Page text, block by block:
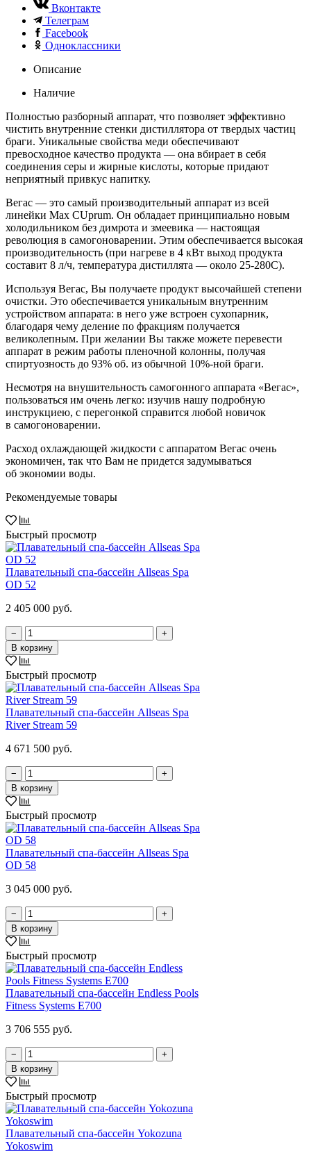
Вконтакте
Телеграм
Facebook
Одноклассники
Описание
Наличие
Полностью разборный аппарат, что позволяет эффективно
чистить внутренние стенки дистиллятора от твердых частиц
браги. Уникальные свойства меди обеспечивают
превосходное качество продукта — она вбирает в себя
соединения серы и жирные кислоты, которые придают
неприятный привкус напитку.
Вегас — это самый производительный аппарат из всей
линейки Max CUprum. Он обладает принципиально новым
холодильником без димрота и змеевика — настоящая
революция в самогоноварении. Этим обеспечивается высокая
производительность (при нагреве в 4 кВт выход продукта
составит 8 л/ч, температура дистиллята — около 25-280С).
Используя Вегас, Вы получаете продукт высочайшей степени
очистки. Это обеспечивается уникальным внутренним
устройством аппарата: в него уже встроен сухопарник,
благодаря чему деление по фракциям получается
великолепным. При желании Вы также можете перевести
аппарат в режим работы пленочной колонны, получая
спиртуозность до 93% об. из обычной 10%-ной браги.
Несмотря на внушительность самогонного аппарата «Вегас»,
пользоваться им очень легко: изучив нашу подробную
инструкциею, с перегонкой справится любой новичок
в самогоноварении.
Расход охлаждающей жидкости с аппаратом Вегас очень
экономичен, так что Вам не придется задумываться
об экономии воды.
Рекомендуемые товары
Быстрый просмотр
Плавательный спа-бассейн Allseas Spa
OD 52
2 405 000 руб.
−
+
В корзину
Быстрый просмотр
Плавательный спа-бассейн Allseas Spa
River Stream 59
4 671 500 руб.
−
+
В корзину
Быстрый просмотр
Плавательный спа-бассейн Allseas Spa
OD 58
3 045 000 руб.
−
+
В корзину
Быстрый просмотр
Плавательный спа-бассейн Endless Pools
Fitness Systems E700
3 706 555 руб.
−
+
В корзину
Быстрый просмотр
Плавательный спа-бассейн Yokozuna
Yokoswim